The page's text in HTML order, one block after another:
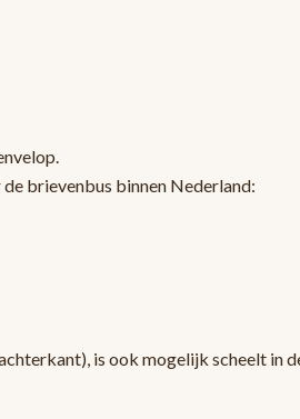
brievenbus binnen Nederland:
is ook mogelijk scheelt in